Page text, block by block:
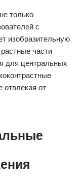
только
с
изобразительную
части
для центральных
отвлекая от